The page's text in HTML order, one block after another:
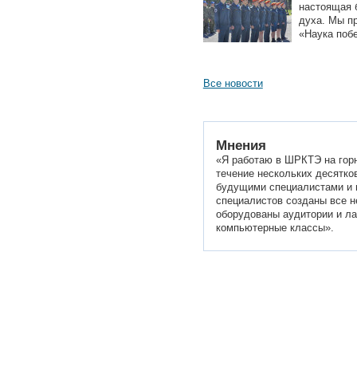
настоящая
духа. Мы
«Наука
Все новости
Мнения
«Я работаю в ШРКТЭ на
течение нескольких
будущими специалистами и
специалистов созданы все
оборудованы аудитории и
компьютерные классы».